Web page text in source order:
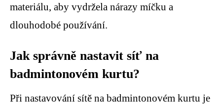
materiálu, aby vydržela nárazy míčku a
dlouhodobé používání.
Jak správně nastavit síť na
badmintonovém kurtu?
Při nastavování sítě na badmintonovém kurtu je